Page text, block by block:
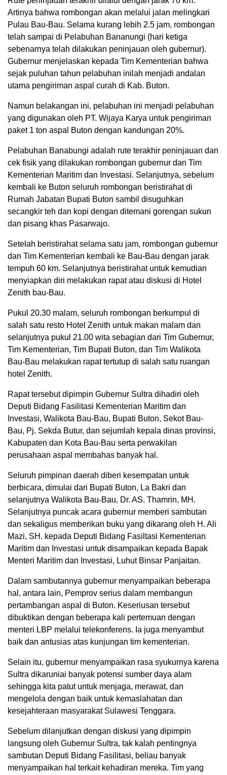
Artinya bahwa rombongan akan melalui jalan melingkari
Pulau Bau-Bau. Selama kurang lebih 2.5 jam, rombongan
telah sampai di Pelabuhan Bananungi (hari ketiga
sebenarnya telah dilakukan peninjauan oleh gubernur).
Gubernur menjelaskan kepada Tim Kementerian bahwa
sejak puluhan tahun pelabuhan inilah menjadi andalan
utama pengiriman aspal curah di Kab. Buton.
Namun belakangan ini, pelabuhan ini menjadi pelabuhan
yang digunakan oleh PT. Wijaya Karya untuk pengiriman
paket 1 ton aspal Buton dengan kandungan 20%.
Pelabuhan Banabungi adalah rute terakhir peninjauan dan
cek fisik yang dilakukan rombongan gubernur dan Tim
Kementerian Maritim dan Investasi. Selanjutnya, sebelum
kembali ke Buton seluruh rombongan beristirahat di
Rumah Jabatan Bupati Buton sambil disuguhkan
secangkir teh dan kopi dengan ditemani gorengan sukun
dan pisang khas Pasarwajo.
Setelah beristirahat selama satu jam, rombongan gubernur
dan Tim Kementerian kembali ke Bau-Bau dengan jarak
tempuh 60 km. Selanjutnya beristirahat untuk kemudian
menyiapkan diri melakukan rapat atau diskusi di Hotel
Zenith bau-Bau.
Pukul 20.30 malam, seluruh rombongan berkumpul di
salah satu resto Hotel Zenith untuk makan malam dan
selanjutnya pukul 21.00 wita sebagian dari Tim Gubernur,
Tim Kementerian, Tim Bupati Buton, dan Tim Walikota
Bau-Bau melakukan rapat tertutup di salah satu ruangan
hotel Zenith.
Rapat tersebut dipimpin Gubernur Sultra dihadiri oleh
Deputi Bidang Fasilitasi Kementerian Maritim dan
Investasi, Walikota Bau-Bau, Bupati Buton, Sekot Bau-
Bau, Pj. Sekda Butur, dan sejumlah kepala dinas provinsi,
Kabupaten dan Kota Bau-Bau serta perwakilan
perusahaan aspal membahas banyak hal.
Seluruh pimpinan daerah diberi kesempatan untuk
berbicara, dimulai dari Bupati Buton, La Bakri dan
selanjutnya Walikota Bau-Bau, Dr. AS. Thamrin, MH.
Selanjutnya puncak acara gubernur memberi sambutan
dan sekaligus memberikan buku yang dikarang oleh H. Ali
Mazi, SH. kepada Deputi Bidang Fasiltasi Kementerian
Maritim dan Investasi untuk disampaikan kepada Bapak
Menteri Maritim dan Investasi, Luhut Binsar Panjaitan.
Dalam sambutannya gubernur menyampaikan beberapa
hal, antara lain, Pemprov serius dalam membangun
pertambangan aspal di Buton. Keseriusan tersebut
dibuktikan dengan beberapa kali pertemuan dengan
menteri LBP melalui telekonferens. Ia juga menyambut
baik dan antusias atas kunjungan tim kementerian.
Selain itu, gubernur menyampaikan rasa syukurnya karena
Sultra dikaruniai banyak potensi sumber daya alam
sehingga kita patut untuk menjaga, merawat, dan
mengelola dengan baik untuk kemaslahatan dan
kesejahteraan masyarakat Sulawesi Tenggara.
Sebelum dilanjutkan dengan diskusi yang dipimpin
langsung oleh Gubernur Sultra, tak kalah pentingnya
sambutan Deputi Bidang Fasilitasi, beliau banyak
menyampaikan hal terkait kehadiran mereka. Tim yang